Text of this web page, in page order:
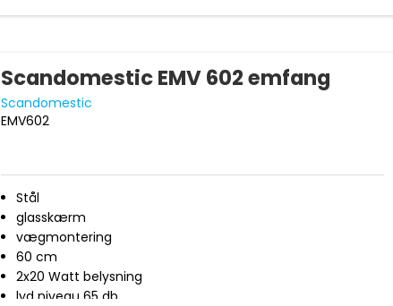
Scandomestic EMV 602 emfang
Scandomestic
EMV602
Stål
glasskærm
vægmontering
60 cm
2x20 Watt belysning
lyd niveau 65 db